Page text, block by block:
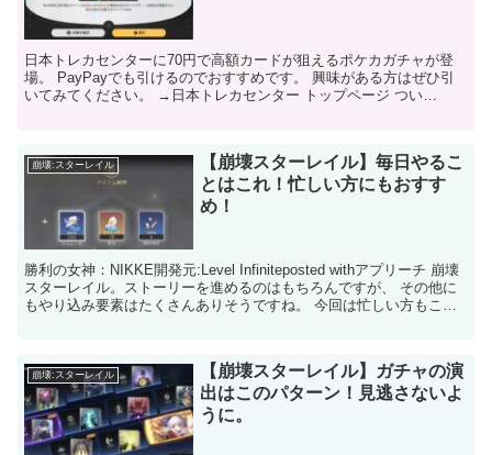
日本トレカセンターに70円で高額カードが狙えるポケカガチャが登
場。 PayPayでも引けるのでおすすめです。 興味がある方はぜひ引
いてみてください。 →日本トレカセンター トップページ つい
崩壊:スターレイル
【崩壊スターレイル】毎日やるこ
とはこれ！忙しい方にもおすす
め！
勝利の女神：NIKKE開発元:Level Infiniteposted withアプリーチ 崩壊
スターレイル。ストーリーを進めるのはもちろんですが、 その他に
もやり込み要素はたくさんありそうですね。 今回は忙しい方もこれ
崩壊:スターレイル
【崩壊スターレイル】ガチャの演
出はこのパターン！見逃さないよ
うに。